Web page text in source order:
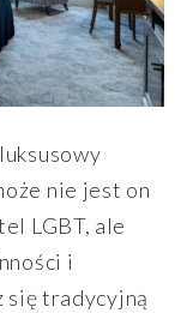
nie jest on
LGBT, ale
i
tradycyjną